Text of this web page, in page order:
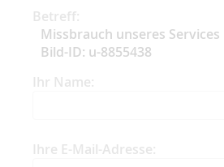
Betreff:
Missbrauch unseres
Bild-ID: u-8855438
Ihr Name:
Ihre E-Mail-Adresse: